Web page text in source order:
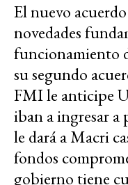
El nuevo
novedades
funcionamiento
su segundo
FMI le anticipe
iban a ingresar
le dará a Macri
fondos
gobierno tiene